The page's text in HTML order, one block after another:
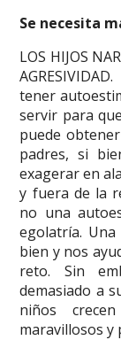
Se necesita
LOS HIJOS
tener
servir para
puede
padres, si
exagerar en
y fuera de la
no una
egolatría.
bien y nos
reto. Sin
demasiado a
niños
maravillosos y